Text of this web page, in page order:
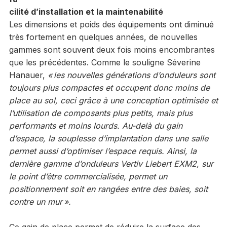
cilité d’installation et la maintenabilité
Les dimensions et poids des équipements ont diminué
très fortement en quelques années, de nouvelles
gammes sont souvent deux fois moins encombrantes
que les précédentes. Comme le souligne Séverine
Hanauer, « les nouvelles générations d’onduleurs sont
toujours plus compactes et occupent donc moins de
place au sol, ceci grâce à une conception optimisée et
l’utilisation de composants plus petits, mais plus
performants et moins lourds. Au-delà du gain
d’espace, la souplesse d’implantation dans une salle
permet aussi d’optimiser l’espace requis. Ainsi, la
dernière gamme d’onduleurs Vertiv Liebert EXM2, sur
le point d’être commercialisée, permet un
positionnement soit en rangées entre des baies, soit
contre un mur ».